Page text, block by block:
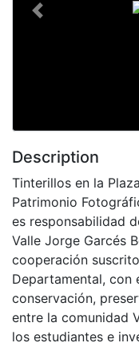
Previous
Description
Tinterillos en la
Patrimonio
es responsabilidad
Valle Jorge Garcés
cooperación
Departamental, con
conservación,
entre la comunidad
los estudiantes e